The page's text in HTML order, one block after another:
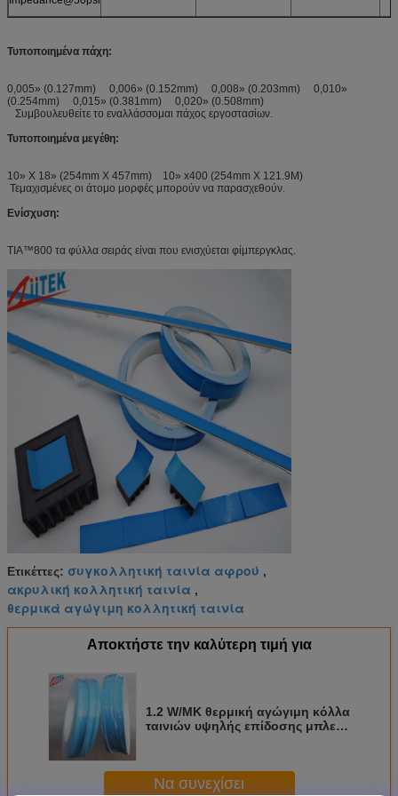
Τυποποιημένα πάχη:
0,005» (0.127mm) 0,006» (0.152mm) 0,008» (0.203mm) 0,010»
(0.254mm) 0,015» (0.381mm) 0,020» (0.508mm)
Συμβουλευθείτε το εναλλάσσομαι πάχος εργοστασίων.
Τυποποιημένα μεγέθη:
10» Χ 18» (254mm X 457mm) 10» x400 (254mm X 121.9M)
Τεμαχισμένες οι άτομο μορφές μπορούν να παρασχεθούν.
Ενίσχυση:
TIA™800 τα φύλλα σειράς είναι που ενισχύεται φίμπεργκλας.
Ετικέττες: συγκολλητική ταινία αφρού ,
ακρυλική κολλητική ταινία ,
θερμικά αγώγιμη κολλητική ταινία
Αποκτήστε την καλύτερη τιμή για
1.2 W/MK θερμική αγώγιμη κόλλα
ταινιών υψηλής επίδοσης μπλε
50 ακτή Α
Να συνεχίσει